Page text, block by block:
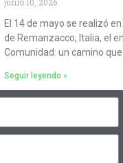
El 14 de mayo se realizó
de Remanzacco, Italia, el
Comunidad: un camino
Seguir leyendo »